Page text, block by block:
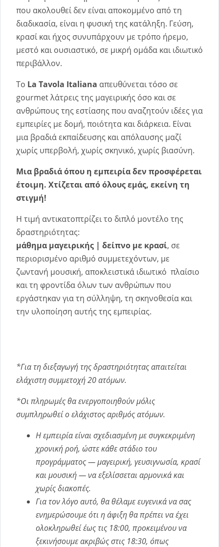
που ακολουθεί δεν είναι αποκομμένο από τη
διαδικασία, είναι η φυσική της κατάληξη. Γεύση,
κρασί και ήχος συνυπάρχουν με τρόπο ήρεμο,
μεστό και ουσιαστικό, σε μικρή ομάδα και ιδιωτικό
περιβάλλον.
Το La Tavola Italiana απευθύνεται τόσο σε
gourmet λάτρεις της μαγειρικής όσο και σε
ανθρώπους της εστίασης που αναζητούν ιδέες για
εμπειρίες με δομή, ποιότητα και διάρκεια. Είναι
μια βραδιά εκπαίδευσης και απόλαυσης μαζί
χωρίς υπερβολή, χωρίς σκηνικό, χωρίς βιασύνη.
Μια βραδιά όπου η εμπειρία δεν προσφέρεται
έτοιμη. Χτίζεται από όλους εμάς, εκείνη τη
στιγμή!
Η τιμή αντικατοπτρίζει το διπλό μοντέλο της
δραστηριότητας:
μάθημα μαγειρικής | δείπνο με κρασί, σε
περιορισμένο αριθμό συμμετεχόντων, με
ζωντανή μουσική, αποκλειστικά ιδιωτικό πλαίσιο
και τη φροντίδα όλων των ανθρώπων που
εργάστηκαν για τη σύλληψη, τη σκηνοθεσία και
την υλοποίηση αυτής της εμπειρίας.
*Για τη διεξαγωγή της δραστηριότητας απαιτείται
ελάχιστη συμμετοχή 20 ατόμων.
*Οι πληρωμές θα ενεργοποιηθούν μόλις
συμπληρωθεί ο ελάχιστος αριθμός ατόμων.
Η εμπειρία είναι σχεδιασμένη με συγκεκριμένη
χρονική ροή, ώστε κάθε στάδιο του
προγράμματος — μαγειρική, γευσιγνωσία, κρασί
και μουσική — να εξελίσσεται αρμονικά και
χωρίς διακοπές.
Για τον λόγο αυτό, θα θέλαμε ευγενικά να σας
ενημερώσουμε ότι η άφιξη θα πρέπει να έχει
ολοκληρωθεί έως τις 18:00, προκειμένου να
ξεκινήσουμε ακριβώς στις 18:30, όπως